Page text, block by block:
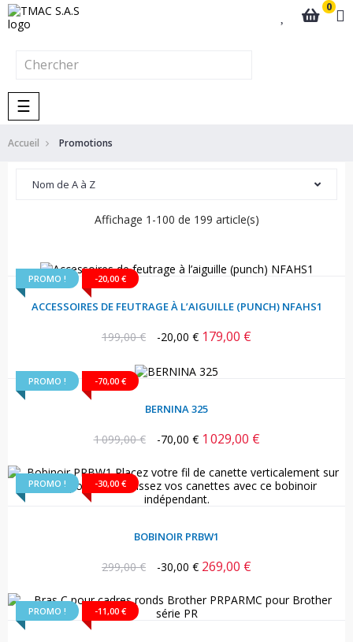
0
Basculer
la
navigation
☰
Accueil Promotions
Nom de A à Z
Affichage 1-100 de 199 article(s)
PROMO ! -20,00 €
ACCESSOIRES DE FEUTRAGE À L’AIGUILLE (PUNCH) NFAHS1
Prix
199,00 € -20,00 € Prix
179,00 €
PROMO ! -70,00 €
BERNINA 325
Prix
1 099,00 € -70,00 € Prix
1 029,00 €
PROMO ! -30,00 €
BOBINOIR PRBW1
Prix
299,00 € -30,00 € Prix
269,00 €
PROMO ! -11,00 €